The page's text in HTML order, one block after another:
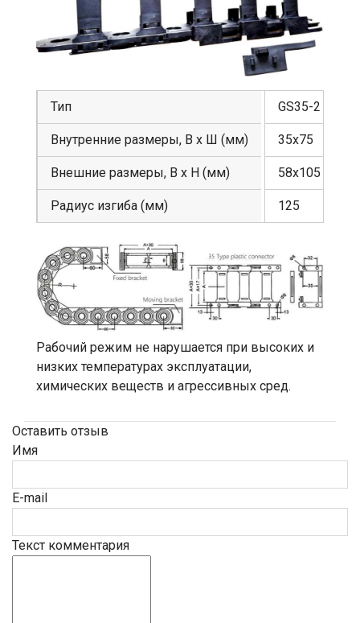
Тип
Внутренние размеры, В х Ш (мм)
Внешние размеры, В х Н (мм)
Радиус изгиба (мм)
GS35-2
35х75
58х105
125
Рабочий режим не нарушается при высоких и
низких температурах эксплуатации,
химических веществ и агрессивных сред.
Оставить отзыв
Имя
E-mail
Текст комментария